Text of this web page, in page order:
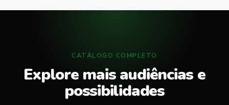
CATÁLOGO COMPLETO
Explore mais audiências e
possibilidades